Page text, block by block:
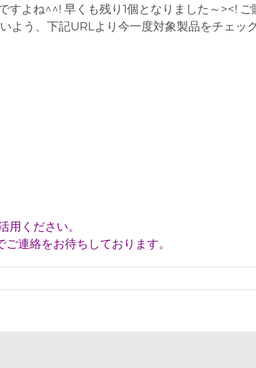
よね^^! 早くも残り1個となりました～><! ご
よう、下記URLより今一度対象製品をチェッ
ください。
連絡をお待ちしております。